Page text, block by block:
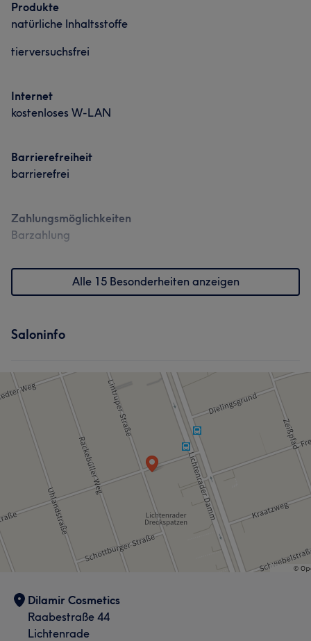
Produkte
natürliche Inhaltsstoffe
tierversuchsfrei
Internet
kostenloses W-LAN
Barrierefreiheit
barrierefrei
Zahlungsmöglichkeiten
Barzahlung
Alle 15 Besonderheiten anzeigen
Saloninfo
Dilamir Cosmetics
Raabestraße 44
Lichtenrade